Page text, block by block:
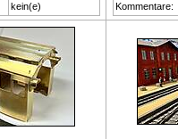
kein(e)
Kommentare: